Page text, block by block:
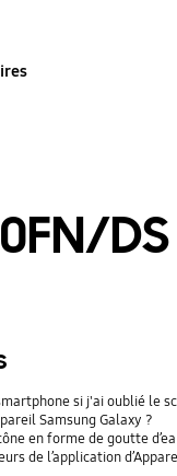
DS
si j'ai oublié le
Samsung Galaxy ?
en forme de goutte
de l’application